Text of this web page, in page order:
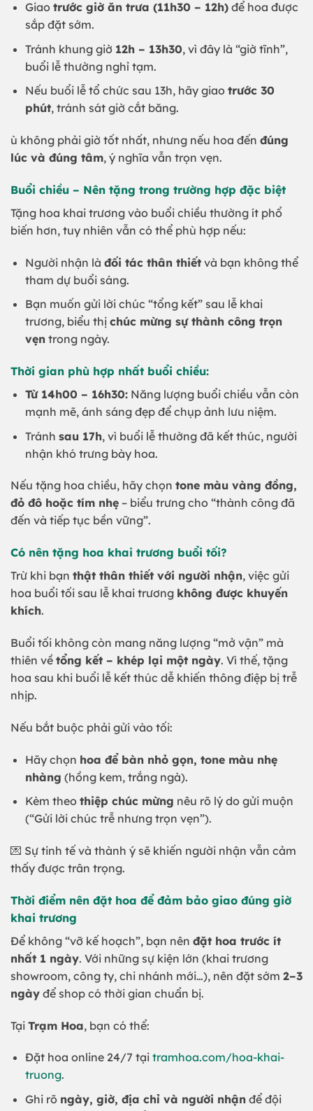
Giao trước giờ ăn trưa (11h30 – 12h)để hoa được
sắp đặt sớm.
Tránh khung giờ 12h – 13h30, vì đây là “giờ tĩnh”,
buổi lễ thường nghỉ tạm.
Nếu buổi lễ tổ chức sau 13h, hãy giao trước 30
phút, tránh sát giờ cắt băng.
ù không phải giờ tốt nhất, nhưng nếu hoa đến đúng
lúc và đúng tâm, ý nghĩa vẫn trọn vẹn.
Buổi chiều – Nên tặng trong trường hợp đặc biệt
Tặng hoa khai trương vào buổi chiều thường ít phổ
biến hơn, tuy nhiên vẫn có thể phù hợp nếu:
Người nhận là đối tác thân thiếtvà bạn không thể
tham dự buổi sáng.
Bạn muốn gửi lời chúc “tổng kết” sau lễ khai
trương, biểu thị chúc mừng sự thành công trọn
vẹntrong ngày.
Thời gian phù hợp nhất buổi chiều:
Từ 14h00 – 16h30:Năng lượng buổi chiều vẫn còn
mạnh mẽ, ánh sáng đẹp để chụp ảnh lưu niệm.
Tránh sau 17h, vì buổi lễ thường đã kết thúc, người
nhận khó trưng bày hoa.
Nếu tặng hoa chiều, hãy chọn tone màu vàng đồng,
đỏ đô hoặc tím nhẹ – biểu trưng cho “thành công đã
đến và tiếp tục bền vững”.
Có nên tặng hoa khai trương buổi tối?
Trừ khi bạn thật thân thiết với người nhận, việc gửi
hoa buổi tối sau lễ khai trương không được khuyến
khích.
Buổi tối không còn mang năng lượng “mở vận” mà
thiên về tổng kết – khép lại một ngày. Vì thế, tặng
hoa sau khi buổi lễ kết thúc dễ khiến thông điệp bị trễ
nhịp.
Nếu bắt buộc phải gửi vào tối:
Hãy chọn hoa để bàn nhỏ gọn, tone màu nhẹ
nhàng (hồng kem, trắng ngà).
Kèm theo thiệp chúc mừng nêu rõ lý do gửi muộn
(“Gửi lời chúc trễ nhưng trọn vẹn”).
💌 Sự tinh tế và thành ý sẽ khiến người nhận vẫn cảm
thấy được trân trọng.
Thời điểm nên đặt hoa để đảm bảo giao đúng giờ
khai trương
Để không “vỡ kế hoạch”, bạn nên đặt hoa trước ít
nhất 1 ngày. Với những sự kiện lớn (khai trương
showroom, công ty, chi nhánh mới…), nên đặt sớm 2–3
ngày để shop có thời gian chuẩn bị.
Tại Trạm Hoa, bạn có thể:
Đặt hoa online 24/7 tại tramhoa.com/hoa-khai-
truong.
Ghi rõ ngày, giờ, địa chỉ và người nhậnđể đội